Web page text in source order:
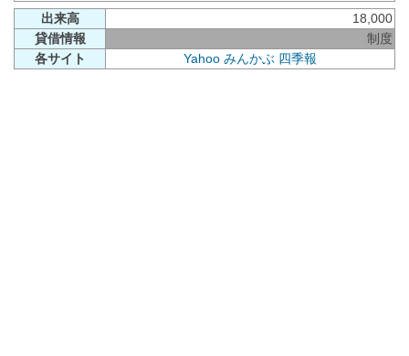
出来高
18,000
貸借情報
制度
各サイト
Yahoo みんかぶ 四季報